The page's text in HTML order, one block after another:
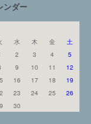
ンダー
水 木 金
土
2 3 4
5
9 10 11
12
16 17 18
19
23 24 25
26
30